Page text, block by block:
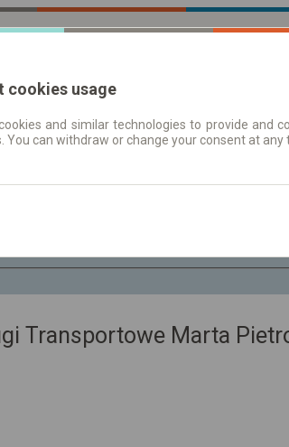
Расписания движения
Transportowe Marta
cookies usage
and similar technologies to provide and
You can withdraw or change your consent at